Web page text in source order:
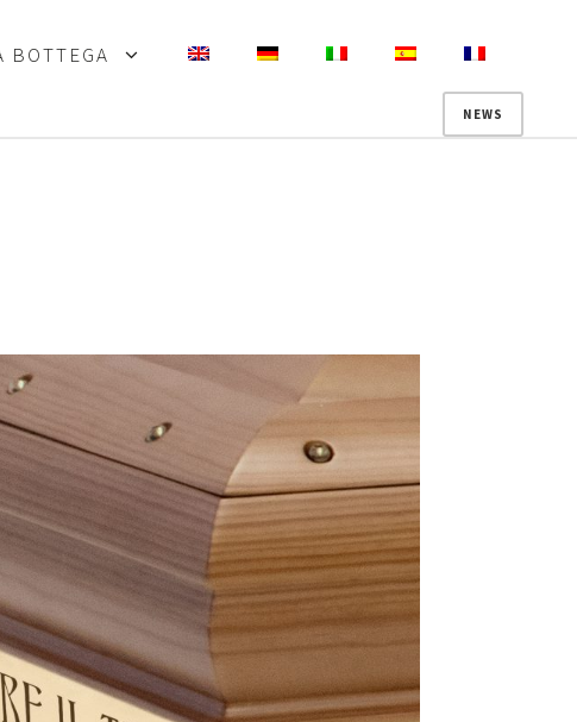
BOTTEGA
NEWS